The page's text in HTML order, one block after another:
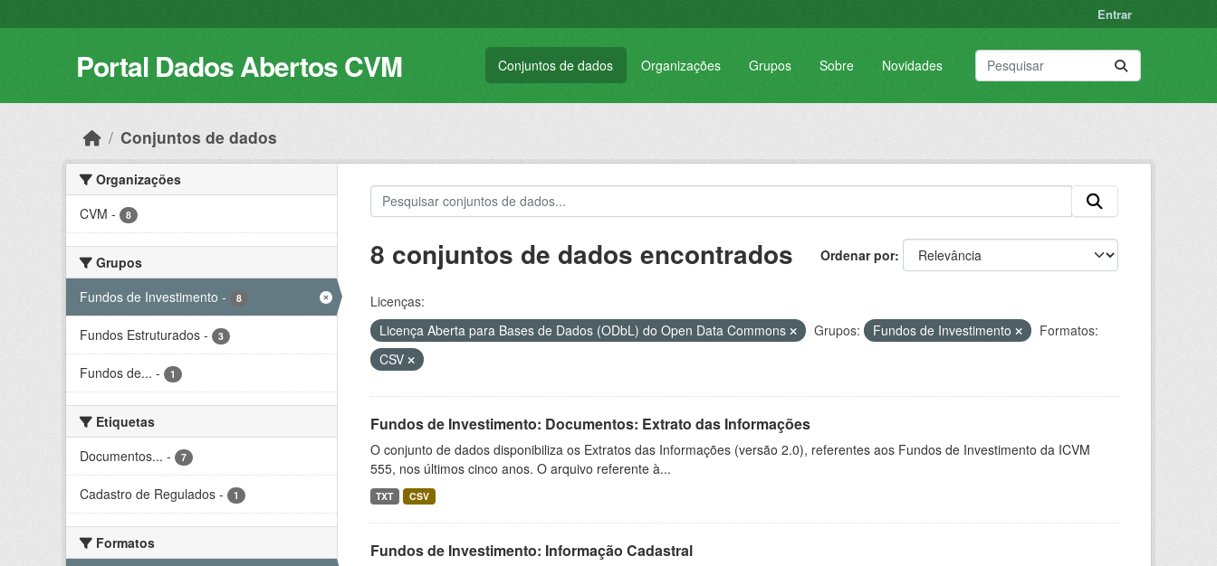
Entrar
Portal Dados Abertos CVM Conjuntos de dados Organizações Grupos Sobre Novidades
Conjuntos de dados
Organizações
CVM - 8
Grupos
Fundos de Investimento - 8
Fundos Estruturados - 3
Fundos de... - 1
Etiquetas
Documentos... - 7
Cadastro de Regulados - 1
Formatos
Ordenar por
8 conjuntos de dados encontrados
Licenças:
Licença Aberta para Bases de Dados (ODbL) do Open Data Commons
Grupos: Fundos de Investimento
Formatos:
CSV
Fundos de Investimento: Documentos: Extrato das Informações
O conjunto de dados disponibiliza os Extratos das Informações (versão 2.0), referentes aos Fundos de Investimento da ICVM
555, nos últimos cinco anos. O arquivo referente à...
TXT CSV
Fundos de Investimento: Informação Cadastral